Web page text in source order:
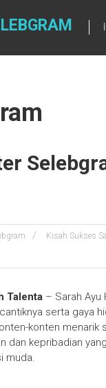
Kisah Sukses
Talenta – Sarah
serta gaya
konten menarik
dan kepribadian
muda.